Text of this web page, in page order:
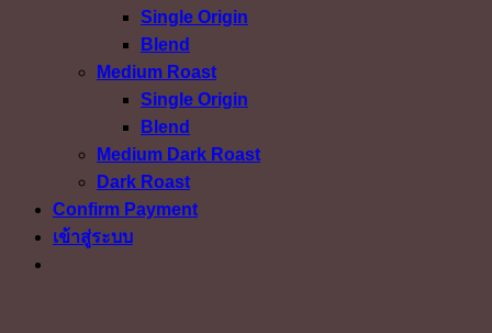
Single Origin
Blend
Medium Roast
Single Origin
Blend
Medium Dark Roast
Dark Roast
Confirm Payment
เข้าสู่ระบบ